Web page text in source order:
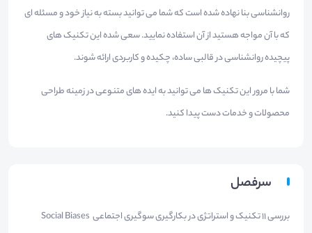
روانشناسی بنا نهاده شده است که شما می توانید بسته به نیاز خود و مسئله ای
که با آن مواجه هستید از آن استفاده نمایید. سعی شده این تکنیک های
پیچیده روانشناسی در قالبی ساده، چکیده و کاربردی ارائه شوند.
شما با مرور این تکنیک ها می توانید به ایده های متنوعی در زمینه طراحی
محصولات و خدمات دست پیدا کنید.
سرفصل
بررسی ۱۱ تکنیک و استراتژی در بکارگیری سوگیری اجتماعی Social Biases